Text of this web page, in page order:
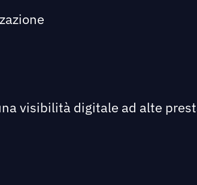
visibilità digitale ad alte